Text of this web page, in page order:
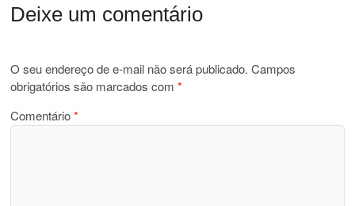
Deixe um comentário
O seu endereço de e-mail não será publicado. Campos
obrigatórios são marcados com*
Comentário*